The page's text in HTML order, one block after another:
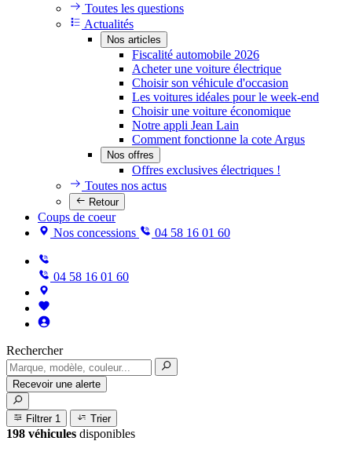
Toutes les questions
Actualités
Nos articles
Fiscalité automobile 2026
Acheter une voiture électrique
Choisir son véhicule d'occasion
Les voitures idéales pour le week-end
Choisir une voiture économique
Notre appli Jean Lain
Comment fonctionne la cote Argus
Nos offres
Offres exclusives électriques !
Toutes nos actus
Retour
Coups de coeur
Nos concessions
04 58 16 01 60
04 58 16 01 60
Rechercher
Recevoir une alerte
Filtrer 1 Trier
198 véhicules disponibles